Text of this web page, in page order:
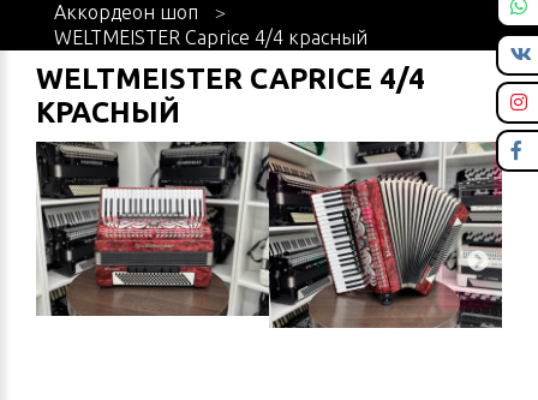
Аккордеон шоп
WELTMEISTER Caprice 4/4 красный
WELTMEISTER CAPRICE 4/4
КРАСНЫЙ